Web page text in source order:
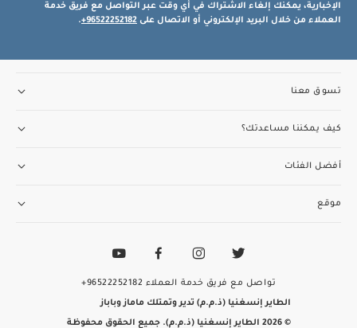
الإخبارية، يمكنك إلغاء الاشتراك في أي وقت عبر التواصل مع فريق خدمة
العملاء من خلال البريد الإلكتروني أو الاتصال على 96522252182+
.
تسوق معنا
كيف يمكننا مساعدتك؟
أفضل الفئات
موقع
الطاير إنسغنيا (ذ.م.م) تدير وتمتلك ماماز وباباز
© 2026 الطاير إنسغنيا (ذ.م.م). جميع الحقوق محفوظة
تواصل مع فريق خدمة العملاء 96522252182+